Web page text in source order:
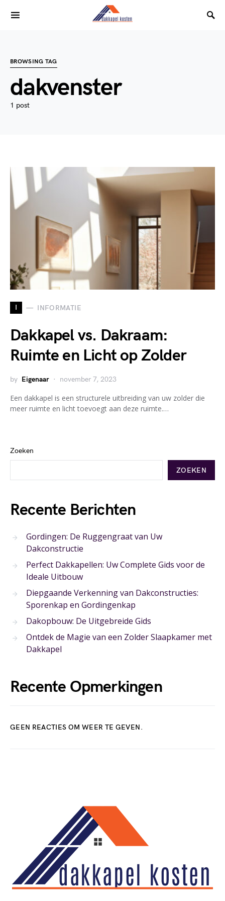
BROWSING TAG
dakvenster
1 post
I INFORMATIE
Dakkapel vs. Dakraam:
Ruimte en Licht op Zolder
by Eigenaar november 7, 2023
Een dakkapel is een structurele uitbreiding van uw zolder die
meer ruimte en licht toevoegt aan deze ruimte.…
Zoeken
ZOEKEN
Recente Berichten
Gordingen: De Ruggengraat van Uw
Dakconstructie
Perfect Dakkapellen: Uw Complete Gids voor de
Ideale Uitbouw
Diepgaande Verkenning van Dakconstructies:
Sporenkap en Gordingenkap
Dakopbouw: De Uitgebreide Gids
Ontdek de Magie van een Zolder Slaapkamer met
Dakkapel
Recente Opmerkingen
GEEN REACTIES OM WEER TE GEVEN.